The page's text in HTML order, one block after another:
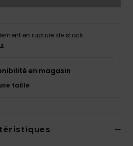
en rupture de stock.
en magasin
taille